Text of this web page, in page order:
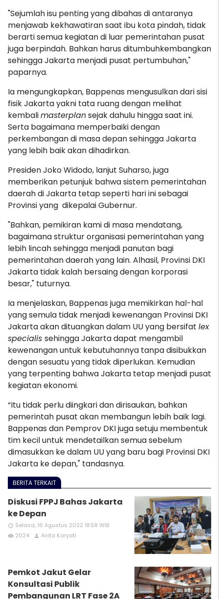
"Sejumlah isu penting yang dibahas di antaranya
menjawab kekhawatiran saat ibu kota pindah, tidak
berarti semua kegiatan di luar pemerintahan pusat
juga berpindah. Bahkan harus ditumbuhkembangkan
sehingga Jakarta menjadi pusat pertumbuhan,"
paparnya.
Ia mengungkapkan, Bappenas mengusulkan dari sisi
fisik Jakarta yakni tata ruang dengan melihat
kembalimasterplansejak dahulu hingga saat ini.
Serta bagaimana memperbaiki dengan
perkembangan di masa depan sehingga Jakarta
yang lebih baik akan dihadirkan.
Presiden Joko Widodo, lanjut Suharso, juga
memberikan petunjuk bahwa sistem pemerintahan
daerah di Jakarta tetap seperti hari ini sebagai
Provinsi yang dikepalai Gubernur.
"Bahkan, pemikiran kami di masa mendatang,
bagaimana struktur organisasi pemerintahan yang
lebih lincah sehingga menjadi panutan bagi
pemerintahan daerah yang lain. Alhasil, Provinsi DKI
Jakarta tidak kalah bersaing dengan korporasi
besar," tuturnya.
Ia menjelaskan, Bappenas juga memikirkan hal-hal
yang semula tidak menjadi kewenangan Provinsi DKI
Jakarta akan dituangkan dalam UU yang bersifat lex
specialis sehingga Jakarta dapat mengambil
kewenangan untuk kebutuhannya tanpa disibukkan
dengan sesuatu yang tidak diperlukan. Kemudian
yang terpenting bahwa Jakarta tetap menjadi pusat
kegiatan ekonomi.
“Itu tidak perlu diingkari dan dirisaukan, bahkan
pemerintah pusat akan membangun lebih baik lagi.
Bappenas dan Pemprov DKI juga setuju membentuk
tim kecil untuk mendetailkan semua sebelum
dimasukkan ke dalam UU yang baru bagi Provinsi DKI
Jakarta ke depan," tandasnya.
BERITA TERKAIT
Diskusi FPPJ Bahas Jakarta
ke Depan
access_time Selasa, 16 Agustus 2022 18:58 WIB
remove_red_eye 2024 person Anita Karyati
Pemkot Jakut Gelar
Konsultasi Publik
Pembangunan LRT Fase 2A